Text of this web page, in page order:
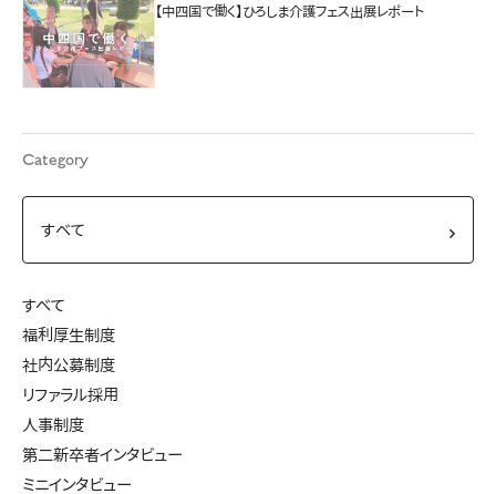
【中四国で働く】ひろしま介護フェス出展レポート
Category
すべて
福利厚生制度
社内公募制度
リファラル採用
人事制度
第二新卒者インタビュー
ミニインタビュー